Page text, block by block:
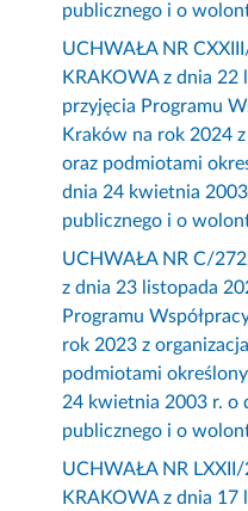
publicznego i o
UCHWAŁA NR
KRAKOWA z dnia
przyjęcia Programu
Kraków na rok 2024
oraz podmiotami
dnia 24 kwietnia
publicznego i o
UCHWAŁA NR C/
z dnia 23 listopada
Programu
rok 2023 z
podmiotami
24 kwietnia 2003 r. o
publicznego i o
UCHWAŁA NR
KRAKOWA z dnia